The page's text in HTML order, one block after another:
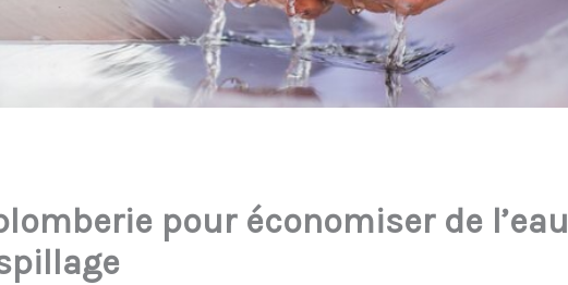
pour économiser de l’eau